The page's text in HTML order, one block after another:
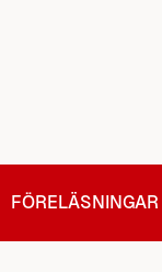
FÖRELÄSNINGAR